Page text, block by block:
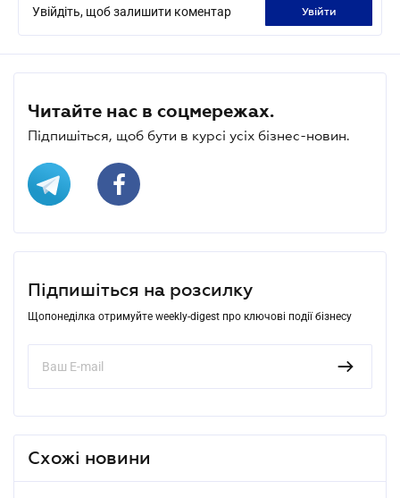
Увійдіть, щоб залишити коментар увійти
Читайте нас в соцмережах.
Підпишіться, щоб бути в курсі усіх бізнес-новин.
Підпишіться на розсилку
Щопонеділка отримуйте weekly-digest про ключові події бізнесу
Схожі новини